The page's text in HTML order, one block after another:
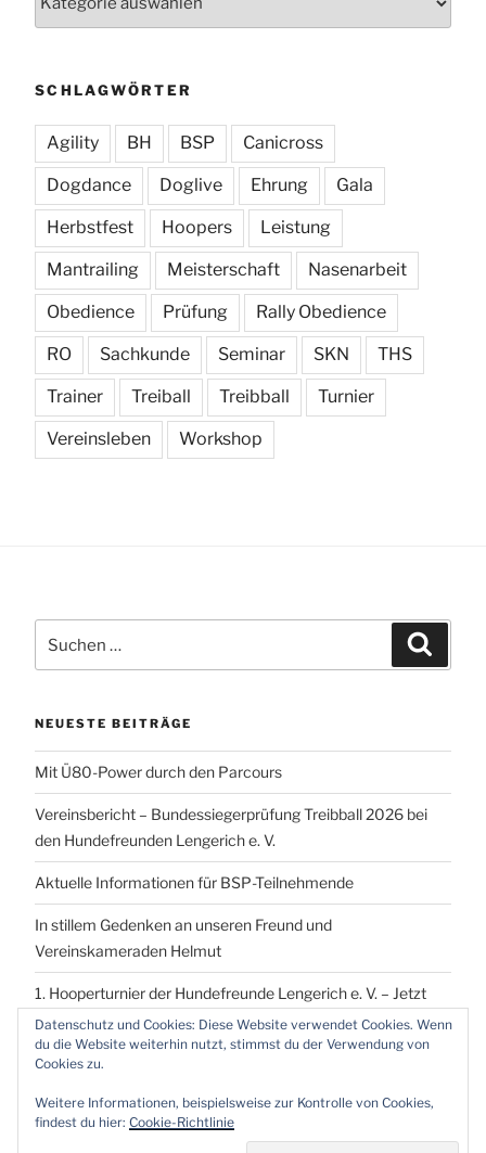
SCHLAGWÖRTER
Agility BH BSP Canicross
Dogdance Doglive Ehrung Gala
Herbstfest Hoopers Leistung
Mantrailing Meisterschaft Nasenarbeit
Obedience Prüfung Rally Obedience
RO Sachkunde Seminar SKN THS
Trainer Treiball Treibball Turnier
Vereinsleben Workshop
nach:
NEUESTE BEITRÄGE
Mit Ü80-Power durch den Parcours
Vereinsbericht – Bundessiegerprüfung Treibball 2026 bei
den Hundefreunden Lengerich e. V.
Aktuelle Informationen für BSP-Teilnehmende
In stillem Gedenken an unseren Freund und
Vereinskameraden Helmut
1. Hooperturnier der Hundefreunde Lengerich e. V. – Jetzt
vormerken!
Proudly powered by WordPress
Datenschutz und Cookies: Diese Website verwendet Cookies. Wenn
du die Website weiterhin nutzt, stimmst du der Verwendung von
Cookies zu.
Weitere Informationen, beispielsweise zur Kontrolle von Cookies,
findest du hier: Cookie-Richtlinie